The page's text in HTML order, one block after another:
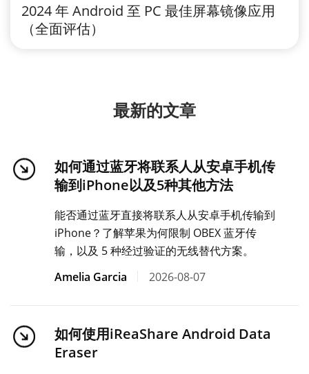
2024 年 Android 至 PC 最佳屏幕镜像应用
（全面评估）
最新的文章
如何通过蓝牙将联系人从安卓手机传
输到iPhone以及5种其他方法
能否通过蓝牙直接将联系人从安卓手机传输到
iPhone？了解苹果为何限制 OBEX 蓝牙传
输，以及 5 种经过验证的无线替代方案。
Amelia Garcia
2026-08-07
如何使用iReaShare Android Data
Eraser